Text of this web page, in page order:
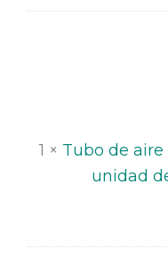
1 × Tubo de
unidad